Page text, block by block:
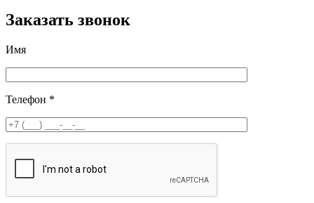
Заказать звонок
Имя
Телефон *